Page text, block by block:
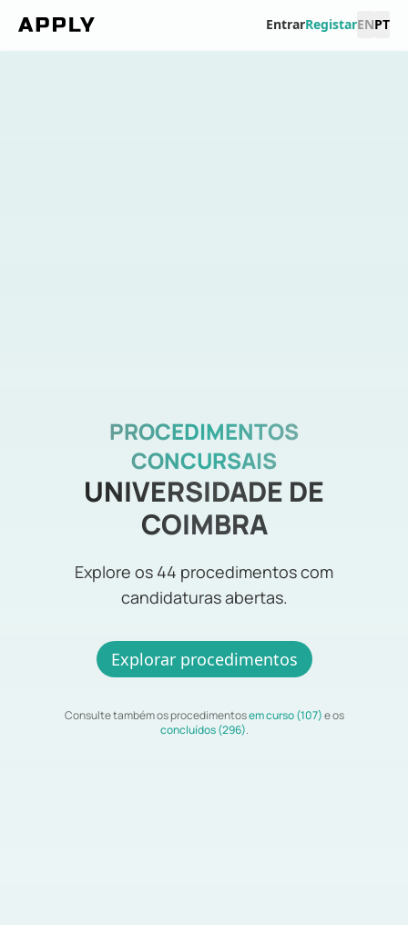
EntrarRegistarENPT
PROCEDIMENTOS
CONCURSAIS
UNIVERSIDADE DE
COIMBRA
Explore os 44 procedimentos com
candidaturas abertas.
Explorar procedimentos
Consulte também os procedimentosem curso (107)e os
concluídos (296).